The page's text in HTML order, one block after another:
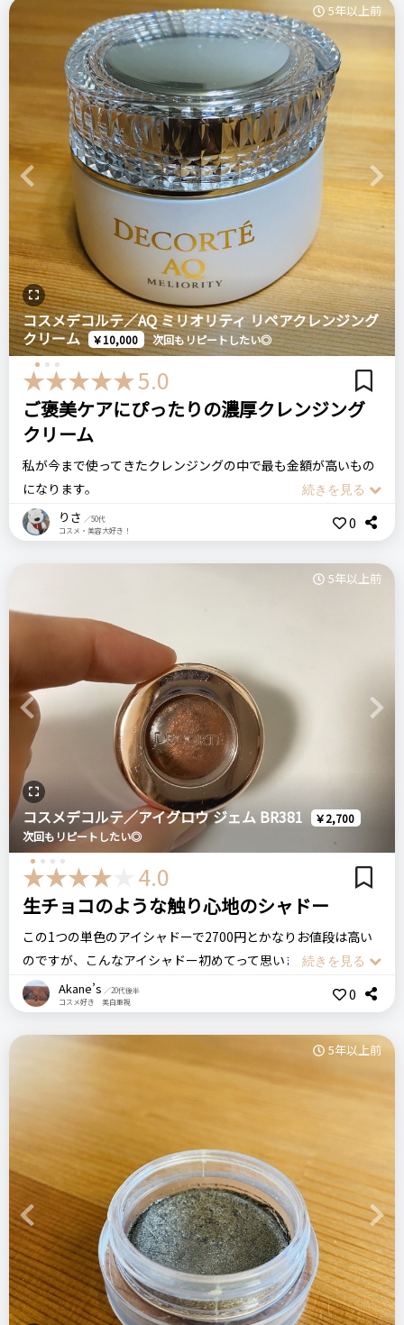
ログイン
悪いところ（残念）
しっかりメイクは落とすのにかなり量が必要だと思います
特にありません
おすすめする人・おすすめしない人
軽いメイククレンジングを探している人、拭き取りクレンジン
グが好きな人、乾燥肌の人におすすめします
比較したもの・こちらを選んだ理由
クレンジング力が低めの製品を探していたので購入しました
価格
3,850円
場所
コスメデコルテ
Ｗクレンジングセラム
ステマっぽい
コメント（0 件）
顔に乗せるとラベンダーの色味はほとんど感じず、でも透明感
だけはプラスしてくれます。
マットな仕上がりではなくふわっとしたベールを被せるような
感じで、パウダー自体にカバー力はほとんどありません。
ベースメイクの仕上げに使うとやり過ぎ感なく肌がきれいに見
えるのでとても気に入ってます。
パフもフカフカで良いのですが、もう少し大きければお粉を揉
み込みやすくてもっと使いやすいのにな…とは感じます。
COSMEDECORTE コスメデコルテ
フェイスパウダー 108 before evening
リピート回数・頻度
はじめて
ログイン
良いところ
色味はほとんど感じないのに肌をきれいに見せてくれる
乾燥しない
悪いところ（残念）
限定色なので気になる方はお早めに
おすすめする人・おすすめしない人
マットな感じではないフェイスパウダーをお好みの方におすす
めします
比較したもの・こちらを選んだ理由
使っていたフェイスパウダーが無くなりそうなタイミングで、
店頭でおすすめされたので予約しました
価格
5,500円
場所
コスメデコルテ
デパコス
＼ショップで商品を探す／
ステマっぽい 0
コメント（0 件）
Previous Next
5年以上前
コスメデコルテ／AQ ミリオリティ リペアクレンジング
クリーム
￥10,000 次回もリピートしたい◎
5.0
ご褒美ケアにぴったりの濃厚クレンジング
クリーム
私が今まで使ってきたクレンジングの中で最も金額が高いもの
になります。
クレンジングに1万円か…と迷わなかったわけではないです
が、BAさんの「毎日ではなく週に何度か使うスペシャルケア的
結構しっかりと硬めのクリームで乳化するまで時間かかるかな
と心配しましたが、それほどでもなかったです。
何より香りが良いので馴染ませる間の時間も楽しめます。
肝心のメイク落ちに関しても文句なし。
洗い流しでは多少油膜感が残りますが、その後の洗顔（推奨さ
れました）のことを考えるとちょうどよいのかな？と思いま
す。
数回の使用ではパーッとくすみが取れる！とまでの実感はない
ですが、翌朝まで肌はかなりしっとりしていて満足度高いで
す。
COSMEDECORTE コスメデコルテ
AQ ミリオリティ リペアクレンジングクリーム
リピート回数・頻度
使用後の肌がしっとりする
きちんとメイクが落とせる
強すぎないフローラル系香水のような香り
悪いところ（残念）
毎日使うには金額が高い
でも欠点はそれくらいしか思いつきません
りさ ／50代
コスメ・美容大好き！
0
Previous Next
5年以上前
コスメデコルテ／アイグロウ ジェム BR381
￥2,700
次回もリピートしたい◎
4.0
生チョコのような触り心地のシャドー
この1つの単色のアイシャドーで2700円とかなりお値段は高い
のですが、こんなアイシャドー初めてって思いました。初めて
触った時生チョコかと思ってしまったんです。すごいとろける
アイシャドーなんですが、指でぽんぽんするだけでまた違う発
すがほかのアイシャドーを使用せずグラデーションを作れるの
肌への密着感もいいし、発色も素晴らしいし、ラメ感もい
ションの時も選びやすい！！
ただ、普段私はアイシャドーは筆を使用して塗る事が多いので
すが、こちらは筆は向かないですね。初めて筆でやった時は全
然肌に密着してくれないし濃いし、綺麗に見えないし。
そのあと指で塗ってみたらまったく違うアイシャドーかと思う
くらい綺麗に塗れたので指での使用をおすすめします。
高いアイシャドーだと思いますが、一度試してみて頂きたいで
す。
Akane’s ／20代後半
コスメ好き 美白重視
0
Previous Next
5年以上前